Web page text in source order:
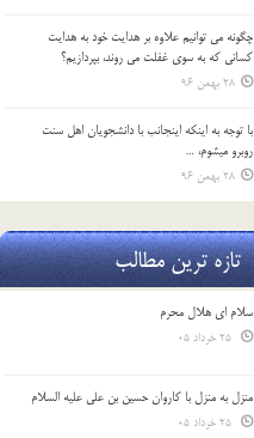
چگونه مي توانيم علاوه بر هدايت خود به هدايت
كساني كه به سوي غفلت مي روند، بپردازيم؟
28 بهمن 96
با توجه به اينكه اينجانب با دانشجويان اهل سنت
روبرو مي‎شوم، …
28 بهمن 96
تازه ترین مطالب
سلام ای هلال محرم
منزل به منزل با کاروان حسین بن علی علیه السلام